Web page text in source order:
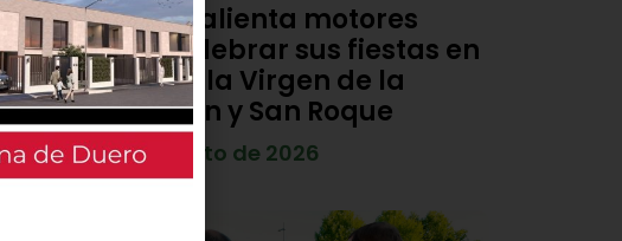
Viana calienta motores
para celebrar sus fiestas en
honor a la Virgen de la
Asunción y San Roque
4 de agosto de 2026